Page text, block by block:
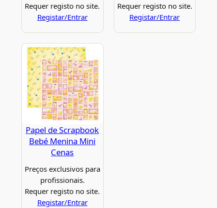
Requer registo no site.
Registar/Entrar
Requer registo no site.
Registar/Entrar
Papel de Scrapbook
Bebé Menina Mini
Cenas
Preços exclusivos para
profissionais.
Requer registo no site.
Registar/Entrar